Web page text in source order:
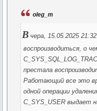
oleg_m
В чера, 15.05.2025
воспроизводиться, о
престала
Работающий все это
одной операции
C_SYS_USER выдает